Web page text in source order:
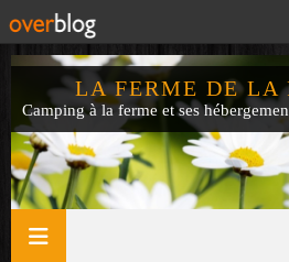
LA FERME DE LA